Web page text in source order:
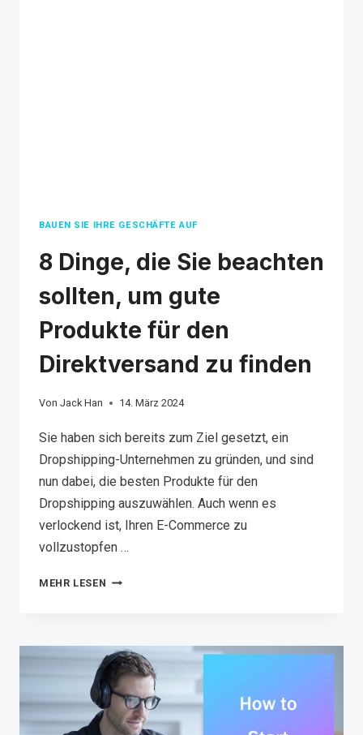
BAUEN SIE IHRE GESCHÄFTE AUF
8 Dinge, die Sie beachten
sollten, um gute
Produkte für den
Direktversand zu finden
Von Jack Han 14. März 2024
Sie haben sich bereits zum Ziel gesetzt, ein
Dropshipping-Unternehmen zu gründen, und sind
nun dabei, die besten Produkte für den
Dropshipping auszuwählen. Auch wenn es
verlockend ist, Ihren E-Commerce zu
vollzustopfen …
MEHR LESEN 8
SIE
BEACHTEN
SOLLTEN,
UM